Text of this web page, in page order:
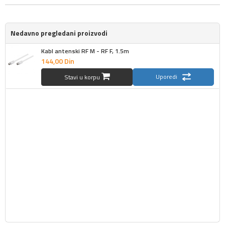
Nedavno pregledani proizvodi
Kabl antenski RF M - RF F, 1.5m
144,00Din
Stavi u korpu Uporedi